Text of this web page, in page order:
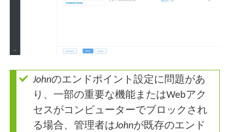
Johnのエンドポイント設定に問題があ
り、一部の重要な機能またはWebアク
セスがコンピューターでブロックされ
る場合、管理者はJohnが既存のエンド